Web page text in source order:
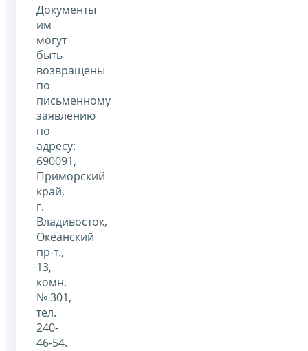
Документы
им
могут
быть
возвращены
по
письменному
заявлению
по
адресу:
690091,
Приморский
край,
г.
Владивосток,
Океанский
пр-т.,
13,
комн.
№ 301,
тел.
240-
46-54.